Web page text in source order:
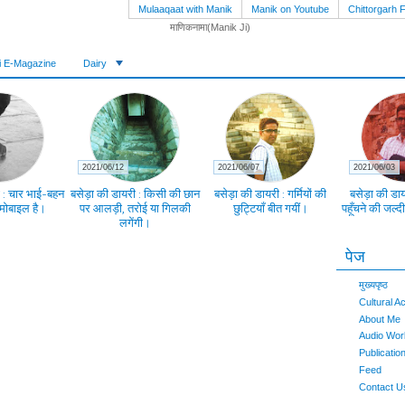
Mulaaqaat with Manik Manik on Youtube Chittorgarh
E-Magazine Dairy
हम ठीक से
लौट सकेंगे।
जन-कथाकार रत्नकुमार
सांभरिया जी का जन्मदिन
2022/01/06
विचार की टाटी खुली तो मंथन
संभव हुआ है।
2021/11/19
शुक्रिया
2021/11/09
पेज
मुख्यपृष्ठ
Cultural
About Me
Audio
Publication
Feed
Contact